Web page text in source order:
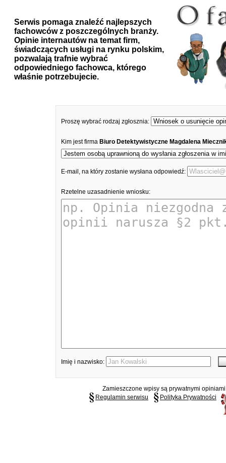
Serwis pomaga znaleźć najlepszych
fachowców z poszczególnych branży.
Opinie internautów na temat firm,
świadczących usługi na rynku polskim,
pozwalają trafnie wybrać
odpowiedniego fachowca, którego
właśnie potrzebujecie.
Proszę wybrać rodzaj zgłosznia:
Kim jest firma Biuro Detektywistyczne Magdalena
E-mail, na który zostanie wysłana odpowiedź:
Rzetelne uzasadnienie wniosku:
Imię i nazwisko:
Zamieszczone wpisy są prywatnymi
Regulamin serwisu
Polityka Prywatności